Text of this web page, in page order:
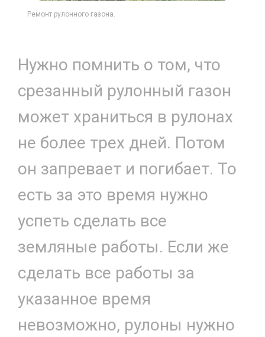
Ремонт рулонного газона.
Нужно помнить о том, что
срезанный рулонный газон
может храниться в рулонах
не более трех дней. Потом
он запревает и погибает. То
есть за это время нужно
успеть сделать все
земляные работы. Если же
сделать все работы за
указанное время
невозможно, рулоны нужно